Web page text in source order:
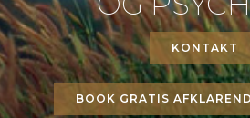
KONTAKT
BOOK GRATIS